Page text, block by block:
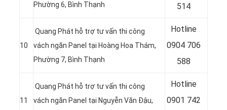
Phường 6, Bình Thạnh
514
10
Quang Phát hỗ trợ tư vấn thi công
vách ngăn Panel tại Hoàng Hoa Thám,
Phường 7, Bình Thạnh
Hotline
0904 706
588
11
Quang Phát hỗ trợ tư vấn thi công
vách ngăn Panel tại Nguyễn Văn Đậu,
Hotline
0901 742